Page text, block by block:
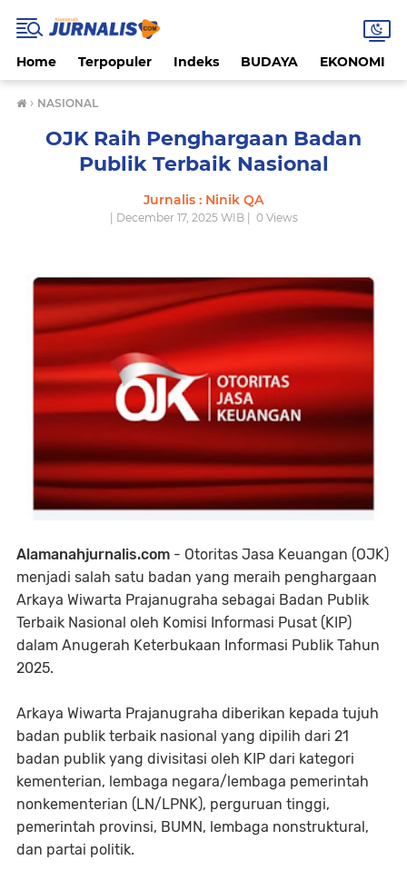
Home Terpopuler Indeks BUDAYA EKONOMI
› NASIONAL
OJK Raih Penghargaan Badan
Publik Terbaik Nasional
Jurnalis : Ninik QA
| December 17, 2025 WIB | 0Views
Alamanahjurnalis.com - Otoritas Jasa Keuangan (OJK)
menjadi salah satu badan yang meraih penghargaan
Arkaya Wiwarta Prajanugraha sebagai Badan Publik
Terbaik Nasional oleh Komisi Informasi Pusat (KIP)
dalam Anugerah Keterbukaan Informasi Publik Tahun
2025.
Arkaya Wiwarta Prajanugraha diberikan kepada tujuh
badan publik terbaik nasional yang dipilih dari 21
badan publik yang divisitasi oleh KIP dari kategori
kementerian, lembaga negara/lembaga pemerintah
nonkementerian (LN/LPNK), perguruan tinggi,
pemerintah provinsi, BUMN, lembaga nonstruktural,
dan partai politik.